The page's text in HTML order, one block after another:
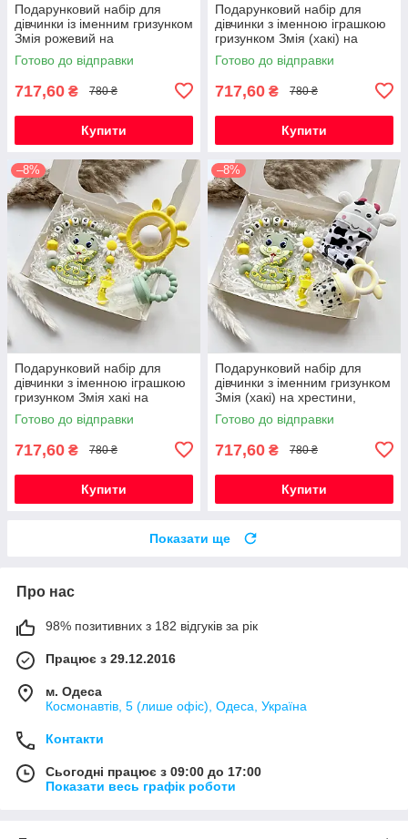
Подарунковий набір для
дівчинки із іменним гризунком
Змія рожевий на
народження, хрестини,
виписку, півроку
Готово до відправки
717,60 ₴ 780 ₴
Купити
Подарунковий набір для
дівчинки з іменною іграшкою
гризунком Змія (хакі) на
виписку, хрестини, півроку
Готово до відправки
717,60 ₴ 780 ₴
Купити
–8%
Подарунковий набір для
дівчинки з іменною іграшкою
гризунком Змія хакі на
виписку, хрестини, півроку
Готово до відправки
717,60 ₴ 780 ₴
Купити
–8%
Подарунковий набір для
дівчинки з іменним гризунком
Змія (хакі) на хрестини,
виписку, півроку
Готово до відправки
717,60 ₴ 780 ₴
Купити
Показати ще
Про нас
98% позитивних з 182 відгуків за рік
Працює з 29.12.2016
м. Одеса
Космонавтів, 5 (лише офіс), Одеса, Україна
Контакти
Сьогодні працює з 09:00 до 17:00
Показати весь графік роботи